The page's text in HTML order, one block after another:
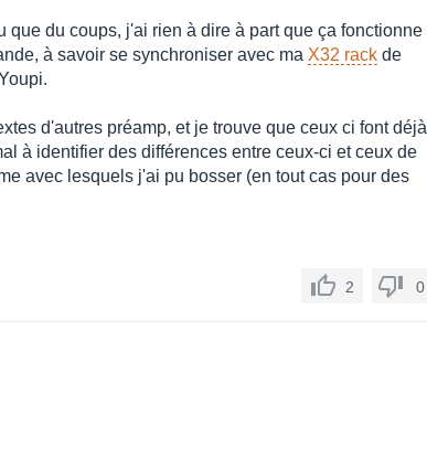
que du coups, j'ai rien à dire à part que ça fonctionne
à savoir se synchroniser avec ma X32 rack de
d'autres préamp, et je trouve que ceux ci font déjà
à identifier des différences entre ceux-ci et ceux de
avec lesquels j'ai pu bosser (en tout cas pour des
2 0